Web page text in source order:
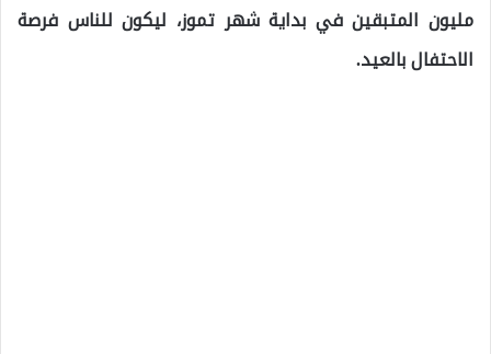
مليون المتبقين في بداية شهر تموز، ليكون للناس فرصة
الاحتفال بالعيد.